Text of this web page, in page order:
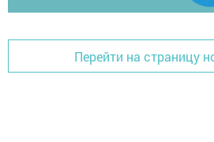
Перейти на страницу